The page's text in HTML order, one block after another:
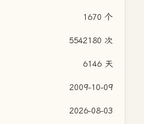
1670 个
5542180 次
6146 天
2009-10-09
2026-08-03